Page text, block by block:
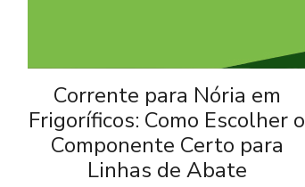
Corrente para Nória em
Frigoríficos: Como Escolher o
Componente Certo para
Linhas de Abate